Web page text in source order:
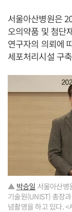
서울아산병원은
오의약품 및 첨단
연구자의 의뢰에
세포처리시설 구
▲ 박승일 서울아산병
기술원(UNIST) 총장
념촬영을 하고 있다. <